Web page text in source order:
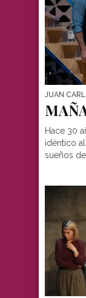
JUAN
Hace 30
idéntico
sueños de